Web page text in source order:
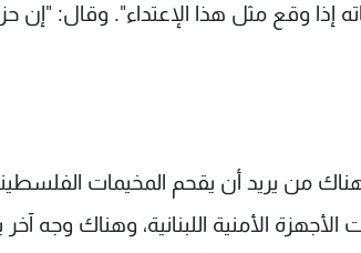
إذا وقع مثل هذا الإعتداء". وقال: "إن
من يريد أن يقحم المخيمات
الأمنية اللبنانية، وهناك وجه آخر